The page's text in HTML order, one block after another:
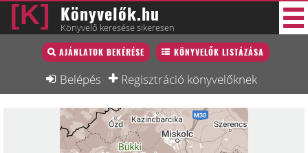
Könyvelők.hu
Könyvelő keresése sikeresen
AJÁNLATOK BEKÉRÉSE KÖNYVELŐK LISTÁZÁSA
Belépés Regisztráció könyvelőknek
Könyvelő lista
Könyvelési munkák